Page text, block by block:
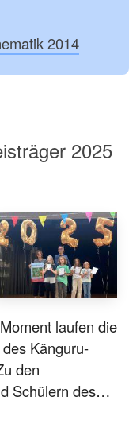
2014
2025
laufen die
Känguru-
den
Schülern des…